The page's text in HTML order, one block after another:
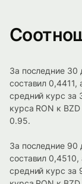
За последние 30
составил
средний курс за
курса RON к
0.95.
За последние 90
составил
средний курс за